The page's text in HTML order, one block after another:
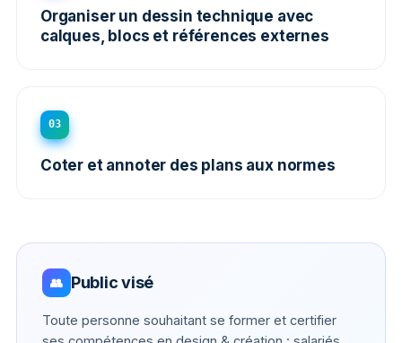
Organiser un dessin technique avec
calques, blocs et références externes
03
Coter et annoter des plans aux normes
👥 Public visé
Toute personne souhaitant se former et certifier